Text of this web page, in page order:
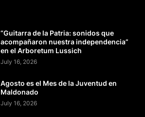
“Guitarra de la Patria: sonidos que
acompañaron nuestra independencia”
en el Arboretum Lussich
July 16, 2026
Agosto es el Mes de la Juventud en
Maldonado
July 16, 2026